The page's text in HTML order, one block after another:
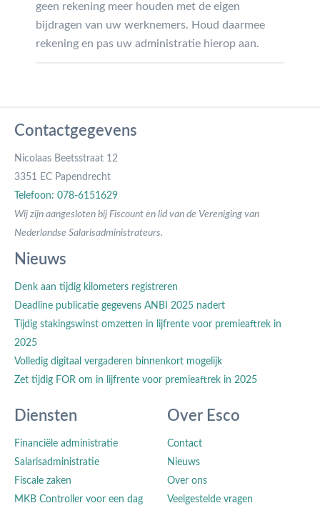
geen rekening meer houden met de eigen
bijdragen van uw werknemers. Houd daarmee
rekening en pas uw administratie hierop aan.
Contactgegevens
Nicolaas Beetsstraat 12
3351 EC Papendrecht
Telefoon: 078-6151629
Wij zijn aangesloten bij Fiscount en lid van de Vereniging van
Nederlandse Salarisadministrateurs.
Nieuws
Denk aan tijdig kilometers registreren
Deadline publicatie gegevens ANBI 2025 nadert
Tijdig stakingswinst omzetten in lijfrente voor premieaftrek in
2025
Volledig digitaal vergaderen binnenkort mogelijk
Zet tijdig FOR om in lijfrente voor premieaftrek in 2025
Diensten
Financiële administratie
Salarisadministratie
Fiscale zaken
MKB Controller voor een dag
Over Esco
Contact
Nieuws
Over ons
Veelgestelde vragen